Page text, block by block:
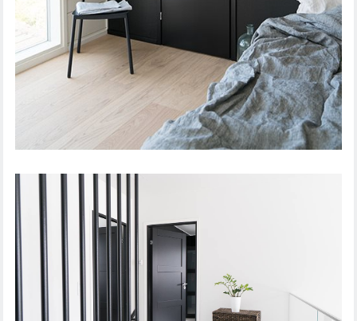
SISÄOVI STEADY 411